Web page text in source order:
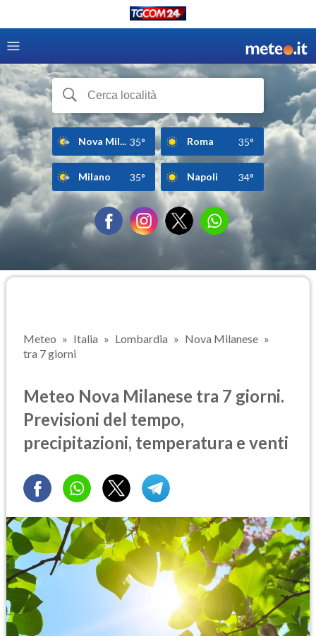
Nova Mil... 35° Roma 35°
Milano 35° Napoli 34°
Meteo Italia Lombardia
Nova Milanese
tra 7 giorni
Meteo Nova Milanese tra 7 giorni.
Previsioni del tempo,
precipitazioni, temperatura e venti